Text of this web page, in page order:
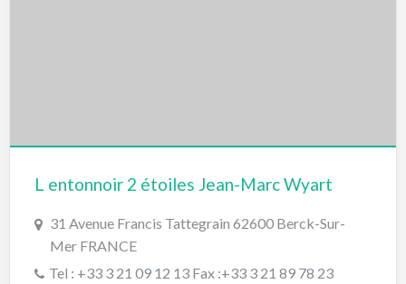
L entonnoir 2 étoiles Jean-Marc Wyart
31 Avenue Francis Tattegrain 62600 Berck-Sur-
Mer FRANCE
Tel : +33 3 21 09 12 13 Fax :+33 3 21 89 78 23